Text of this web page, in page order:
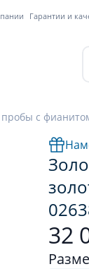
Гарантии и
пробы с
32